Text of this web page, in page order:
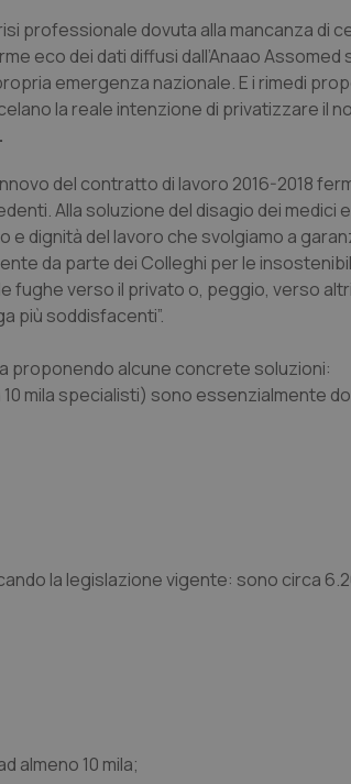
professionale dovuta alla mancanza di
eco dei dati diffusi dall’Anaao Assomed
emergenza nazionale. E i rimedi
la reale intenzione di privatizzare il
del contratto di lavoro 2016-2018
Alla soluzione del disagio dei medici
dignità del lavoro che svolgiamo a
da parte dei Colleghi per le
fughe verso il privato o, peggio, verso
più soddisfacenti”.
proponendo alcune concrete soluzioni:
mila specialisti) sono essenzialmente
la legislazione vigente: sono circa
almeno 10 mila;